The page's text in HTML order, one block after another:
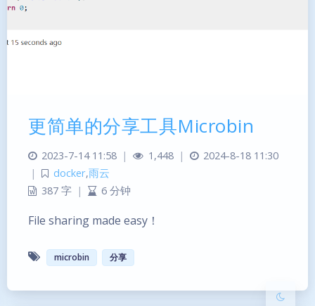
暗黑模式
更简单的分享工具Microbin
2023-7-14 11:58 | 1,448 |
2024-8-18 11:30
|
docker,雨云
387 字 | 6 分钟
File sharing made easy！
microbin 分享